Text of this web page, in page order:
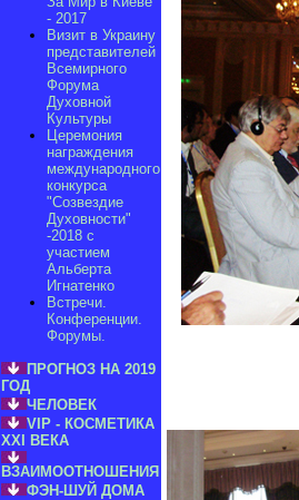
- 2017
Визит в Украину
представителей
Всемирного
Форума
Духовной
Культуры
Церемония
награждения
международного
конкурса
"Созвездие
Духовности"
-2018 с
участием
Альберта
Игнатенко
Встречи.
Конференции.
Форумы.
ПРОГНОЗ НА 2019
ГОД
ЧЕЛОВЕК
VIP - КОСМЕТИКА
XXI ВЕКА
ВЗАИМООТНОШЕНИЯ
ФЭН-ШУЙ ДОМА